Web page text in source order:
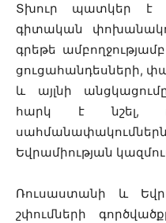
Տխուր պատկեր է
գիտական
գրեթե
ցուցահանդեսների,
և այլնի
հարկ է նշել,
Եվրամիության
Ռուսաստանի և
շփումների